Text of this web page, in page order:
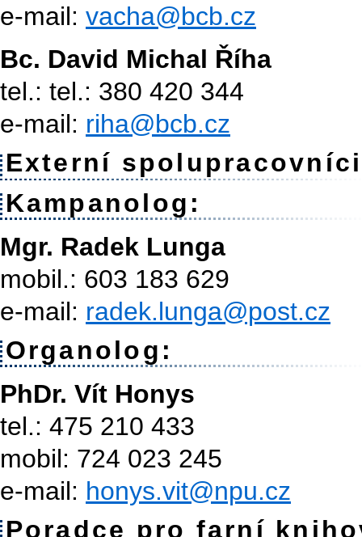
e-mail: vacha@bcb.cz
Bc. David Michal Říha
tel.: tel.: 380 420 344
e-mail: riha@bcb.cz
Externí
Kampanolog:
Mgr. Radek Lunga
mobil.: 603 183 629
e-mail: radek.lunga@post.cz
Organolog:
PhDr. Vít Honys
tel.: 475 210 433
mobil: 724 023 245
e-mail: honys.vit@npu.cz
Poradce pro farní